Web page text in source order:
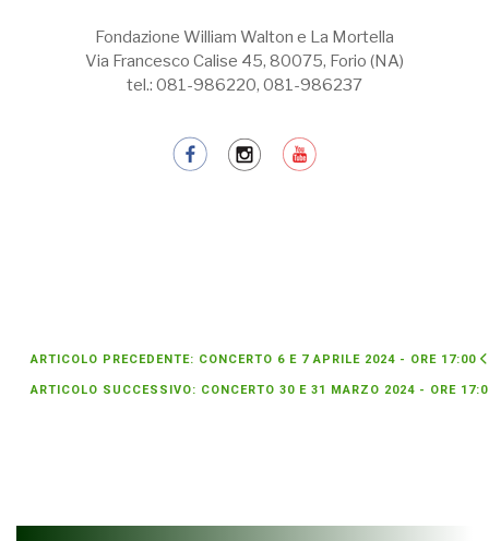
Fondazione William Walton e La Mortella
Via Francesco Calise 45, 80075, Forio (NA)
tel.: 081-986220, 081-986237
ARTICOLO PRECEDENTE: CONCERTO 6 E 7 APRILE 2024 - ORE 17:00
ARTICOLO SUCCESSIVO: CONCERTO 30 E 31 MARZO 2024 - ORE